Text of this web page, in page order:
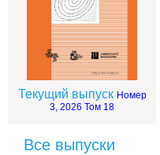
Текущий выпуск Номер
3, 2026 Том 18
Все выпуски